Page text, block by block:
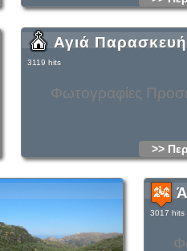
Φωτογραφίες
Αγιά Παρασκευή
3119 hits
>>
3017 hits